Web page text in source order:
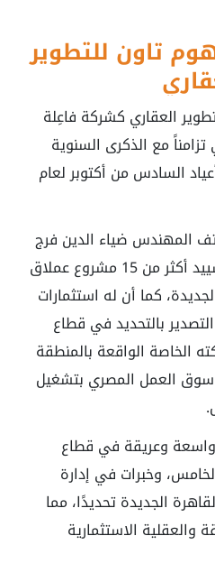
تاون للتطوير
العقاري كشركة فاعِلة
مع الذكرى السنوية
السادس من أكتوبر لعام
المهندس ضياء الدين فرج
خليل والذي قام بإنشاء وتشييد أكثر من 15 مشروع عملاق
كما أن له استثمارات
بالتحديد في قطاع
الخاصة الواقعة بالمنطقة
العمل المصري بتشغيل
واسعة وعريقة في قطاع
وخبرات في إدارة
الجديدة تحديدًا، مما
والعقلية الاستثمارية